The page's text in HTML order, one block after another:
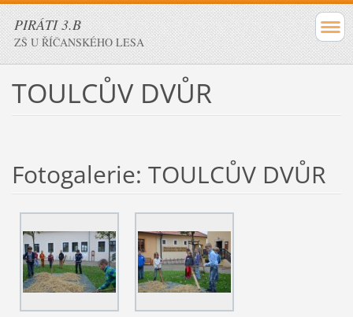
PIRÁTI 3.B
ZŠ U ŘÍČANSKÉHO LESA
TOULCŮV DVŮR
Fotogalerie: TOULCŮV DVŮR